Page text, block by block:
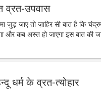
व्रत-उपवास
जुड़ जाए तो ज़ाहिर सी बात है कि
कब अस्त हो जाएगा इस बात की
धर्म के व्रत-त्योहार